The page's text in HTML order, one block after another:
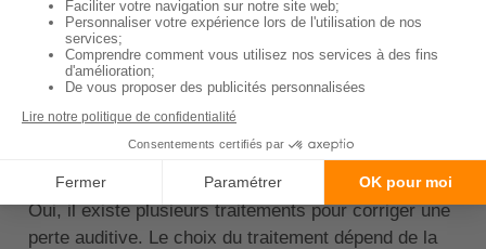
↑ Sommaire
Existe-t-il des traitements
pour corriger une perte
auditive ?
Oui, il existe plusieurs traitements pour corriger une
perte auditive. Le choix du traitement dépend de la